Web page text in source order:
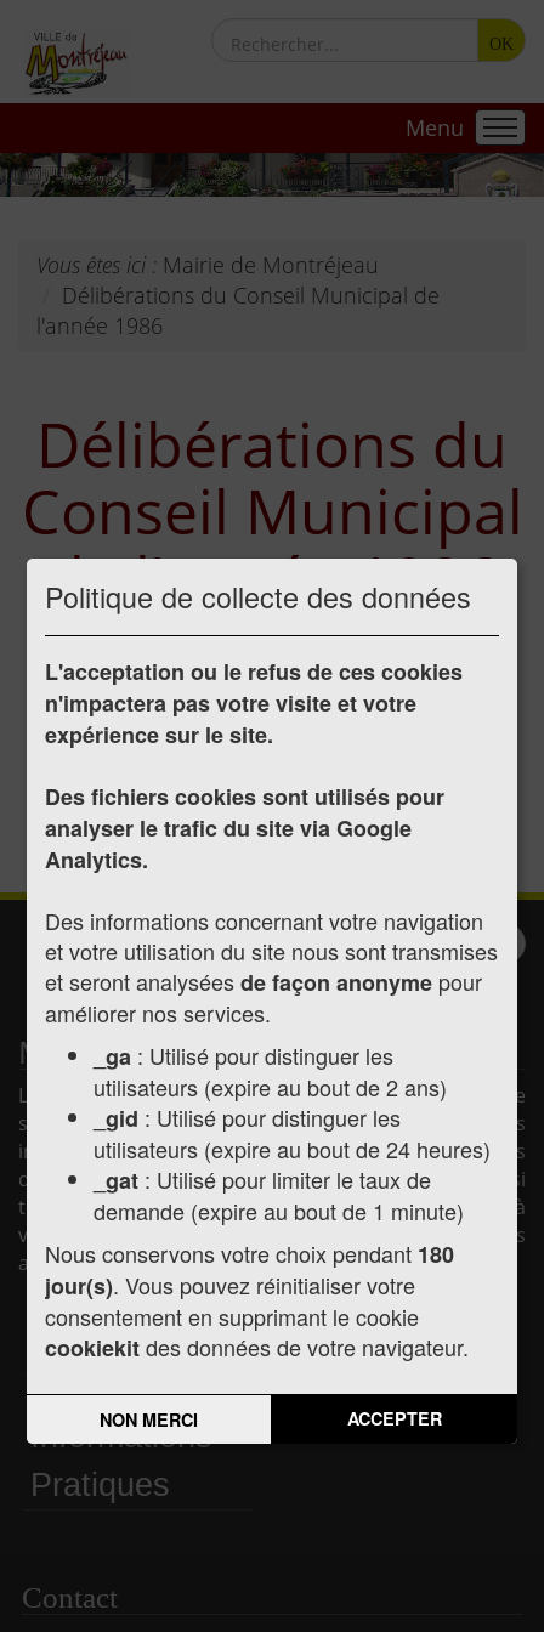
Politique de collecte des données
L'acceptation ou le refus de ces cookies
n'impactera pas votre visite et votre
expérience sur le site.
Des fichiers cookies sont utilisés pour
analyser le trafic du site via Google
Analytics.
Des informations concernant votre navigation
et votre utilisation du site nous sont transmises
et seront analyséesde façon anonyme pour
améliorer nos services.
_ga : Utilisé pour distinguer les
utilisateurs (expire au bout de 2 ans)
_gid : Utilisé pour distinguer les
utilisateurs (expire au bout de 24 heures)
_gat : Utilisé pour limiter le taux de
demande (expire au bout de 1 minute)
Nous conservons votre choix pendant 180
jour(s). Vous pouvez réinitialiser votre
consentement en supprimant le cookie
cookiekitdes données de votre navigateur.
NON MERCI ACCEPTER
OK
Menu
Vous êtes ici : Mairie de Montréjeau
Délibérations du Conseil Municipal de
l'année 1986
Délibérations du
Conseil Municipal
de l'année 1986
Publié le 07/07/2017
Délibération du 27/03/1986
Délibération du 26/09/1986
Délibération du 21/11/1986
Inscription à la
newsletter
Valider
Mairie de Montréjeau
La mairie de Montréjeau vous souhaite la bienvenue
sur son site internet afin de vous présenter les
informations pratiques concernant la mairie (horaires
d'ouverture, les élus, la vie municipale, etc.) mais aussi
toute l'actualité de la commune, les services mis à
votre disposition et les liens utiles pour vos démarches
administratives.
Actualités Agenda
Informations
Pratiques
Contact